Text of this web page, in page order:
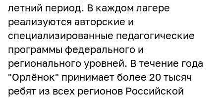
летний период. В каждом лагере
реализуются авторские и
специализированные педагогические
программы федерального и
регионального уровней. В течение года
"Орлёнок" принимает более 20 тысяч
ребят из всех регионов Российской